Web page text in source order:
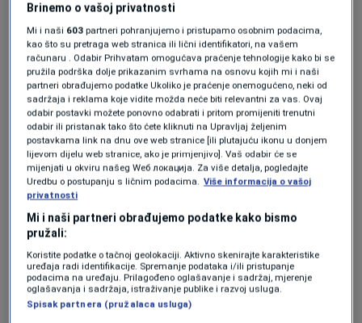
najokrutnijim višegradskim zločincima
Milanom i Sredojem Lukićem.
Haški tribunal je osudio Milana Lukića na
doživotnu kaznu zatvora za zločine u
Višegradu, uključujući Pionirsku i Bikavac.
Sredoje Lukić je proglašen krivim za
premlaćivanja u logoru Uzamnica, te da je
pridonio lišavanju života civila zaključanih u
kući Adema Omeragića. Osuđen je na 27 godina
zatvora. Sud Bosne i Hercegovine je 2019. donio
presudu kojom je osudio Radomira Šušnjara na
Brinemo o vašoj privatnosti
Mi i naši 603 partneri pohranjujemo i pristupamo osobnim podacima,
kao što su pretraga web stranica ili lični identifikatori, na vašem
računaru . Odabir Prihvatam omogućava praćenje tehnologije kako bi se
pružila podrška dolje prikazanim svrhama na osnovu kojih mi i naši
partneri obrađujemo podatke Ukoliko je praćenje onemogućeno, neki od
sadržaja i reklama koje vidite možda neće biti relevantni za vas. Ovaj
odabir postavki možete ponovno odabrati i pritom promijeniti trenutni
odabir ili pristanak tako što ćete kliknuti na Upravljaj željenim
postavkama link na dnu ove web stranice [ili plutajuću ikonu u donjem
lijevom dijelu web stranice, ako je primjenjivo]. Vaš odabir će se
mijenjati u okviru našeg Wеб локација. Za više detalja, pogledajte
Uredbu o postupanju s ličnim podacima. Više informacija o vašoj
privatnosti
Mi i naši partneri obrađujemo podatke kako bismo
pružali:
Koristite podatke o tačnoj geolokaciji. Aktivno skenirajte karakteristike
uređaja radi identifikacije. Spremanje podataka i/ili pristupanje
podacima na uređaju. Prilagođeno oglašavanje i sadržaj, mjerenje
oglašavanja i sadržaja, istraživanje publike i razvoj usluga.
Spisak partnera (pružalaca usluga)